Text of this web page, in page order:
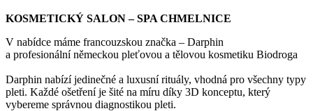
KOSMETICKÝ SALON – SPA CHMELNICE
V nabídce máme francouzskou značka – Darphin
a profesionální německou pleťovou a tělovou kosmetiku Biodroga
Darphin nabízí jedinečné a luxusní rituály, vhodná pro všechny typy
pleti. Každé ošetření je šité na míru díky 3D konceptu, který
vybereme správnou diagnostikou pleti.